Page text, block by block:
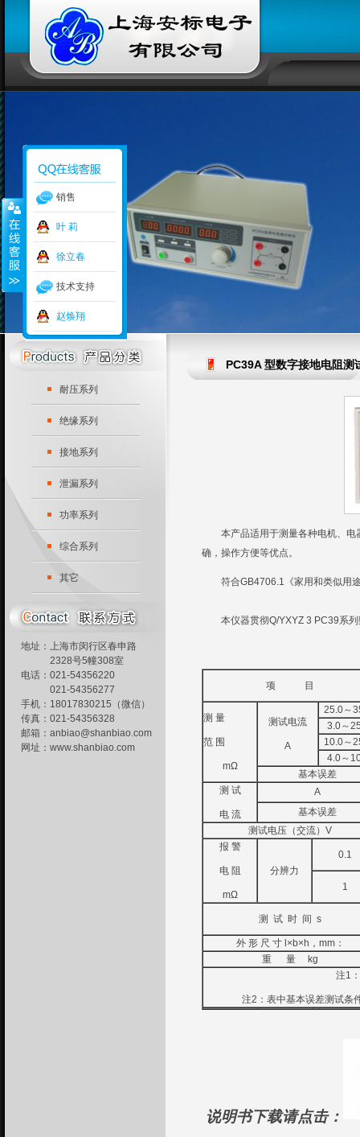
耐压系列
绝缘系列
接地系列
泄漏系列
功率系列
综合系列
其它
地址：上海市闵行区春申路
2328号5幢308室
电话：021-54356220
021-54356277
手机：18017830215（微信）
传真：021-54356328
邮箱： anbiao@shanbiao.com
网址： www.shanbiao.com
PC39A 型数字接地电阻测
本产品适用于测量各种电机、电
确，操作方便等优点。
符合GB4706.1《家用和类似用途
本仪器贯彻Q/YXYZ 3 PC39系列
项 目
测 量
范 围
mΩ
测试电流
A
25.0～
3.0～
10.0～
4.0～
基本误差
测 试
电 流
A
基本误差
测试电压（交流）V
报 警
电 阻
mΩ
分辨力
0.1
1
测 试 时 间 s
外 形 尺 寸 l×b×h，mm：
重 量 kg
注1
注2：表中基本误差测试
说明书下载请点击：
销售
叶 莉
徐立春
技术支持
赵焕翔